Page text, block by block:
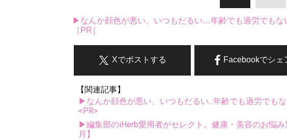
▶なんか顔色が悪い、いつもだるい…年齢でも過労でもな
［PR］
Facebookでシェ
Xでポストする
【関連記事】
▶なんか顔色が悪い、いつもだるい...年齢でも過労でも
<PR>
▶編集部のiHerb愛用者がセレクト。健康・美容のお悩
月】